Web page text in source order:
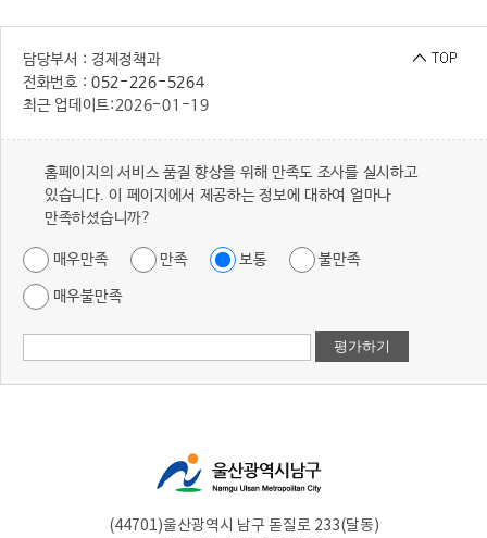
담당부서 : 경제정책과
전화번호 : 052-226-5264
최근 업데이트:2026-01-19
홈페이지의 서비스 품질 향상을 위해 만족도 조사를 실시하고
있습니다. 이 페이지에서 제공하는 정보에 대하여 얼마나
만족하셨습니까?
매우만족 만족 보통 불만족
매우불만족
(44701)울산광역시 남구 돋질로 233(달동)